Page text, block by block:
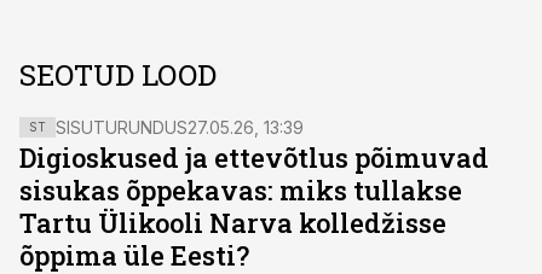
SEOTUD LOOD
ST SISUTURUNDUS27.05.26, 13:39
Digioskused ja ettevõtlus põimuvad
sisukas õppekavas: miks tullakse
Tartu Ülikooli Narva kolledžisse
õppima üle Eesti?